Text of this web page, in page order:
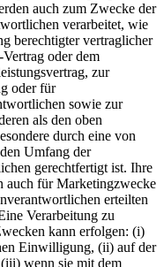
auch zum Zwecke der
verarbeitet, wie
berechtigter vertraglicher
oder dem
zur
oder für
sowie zur
als den oben
durch eine von
Umfang der
gerechtfertigt ist. Ihre
auch für Marketingzwecke
erteilten
Verarbeitung zu
kann erfolgen: (i)
Einwilligung, (ii) auf der
wenn sie mit dem